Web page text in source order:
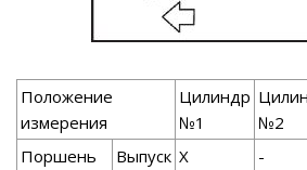
Положение
измерения
Цилиндр
№1
№2
Поршень
Выпуск X -